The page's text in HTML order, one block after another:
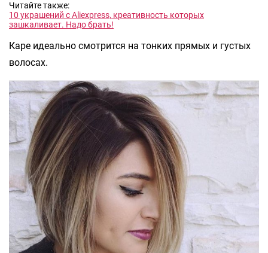
Читайте также:
10 украшений с Aliexpress, креативность которых
зашкаливает. Надо брать!
Каре идеально смотрится на тонких прямых и густых
волосах.